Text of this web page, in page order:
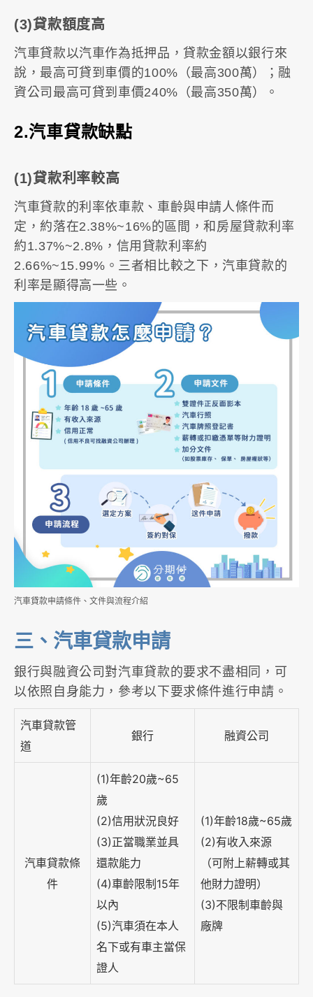
(3)貸款額度高
汽車貸款以汽車作為抵押品，貸款金額以銀行來
說，最高可貸到車價的100%（最高300萬）；融
資公司最高可貸到車價240%（最高350萬）。
2.汽車貸款缺點
(1)貸款利率較高
汽車貸款的利率依車款、車齡與申請人條件而
定，約落在2.38%~16%的區間，和房屋貸款利率
約1.37%~2.8%，信用貸款利率約
2.66%~15.99%。三者相比較之下，汽車貸款的
利率是顯得高一些。
汽車貸款申請條件、文件與流程介紹
三、汽車貸款申請
銀行與融資公司對汽車貸款的要求不盡相同，可
以依照自身能力，參考以下要求條件進行申請。
汽車貸款管
道
銀行 融資公司
汽車貸款條
件
(1)年齡20歲~65
歲
(2)信用狀況良好
(3)正當職業並具
還款能力
(4)車齡限制15年
以內
(5)汽車須在本人
名下或有車主當保
證人
(1)年齡18歲~65歲
(2)有收入來源
（可附上薪轉或其
他財力證明）
(3)不限制車齡與
廠牌